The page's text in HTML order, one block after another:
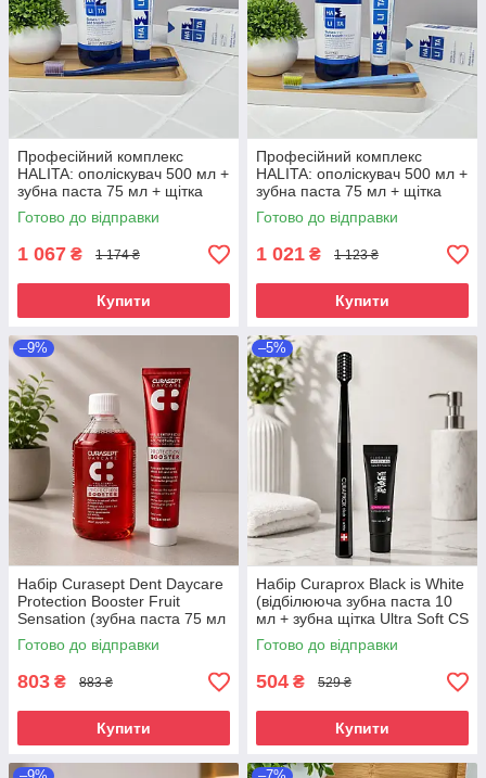
Професійний комплекс
HALITA: ополіскувач 500 мл +
зубна паста 75 мл + щітка
Curaprox Soft 1560 |
Профілактика зубного
Готово до відправки
1 067 ₴ 1 174 ₴
Купити
Професійний комплекс
HALITA: ополіскувач 500 мл +
зубна паста 75 мл + щітка
Curaprox Soft 1560 |
Профілактика зубного
Готово до відправки
1 021 ₴ 1 123 ₴
Купити
–9%
Набір Curasept Dent Daycare
Protection Booster Fruit
Sensation (зубна паста 75 мл
+ ополіскувач 500 мл)
Готово до відправки
803 ₴ 883 ₴
Купити
–5%
Набір Curaprox Black is White
(відбілююча зубна паста 10
мл + зубна щітка Ultra Soft CS
5460)
Готово до відправки
504 ₴ 529 ₴
Купити